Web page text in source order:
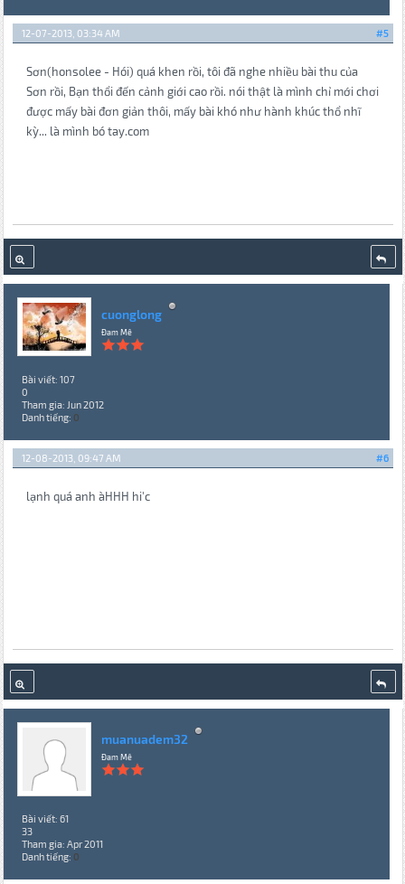
#5
12-07-2013, 03:34 AM
Sơn(honsolee - Hói) quá khen rồi, tôi đã nghe nhiều bài thu của
Sơn rồi, Bạn thổi đến cảnh giới cao rồi. nói thật là mình chỉ mới chơi
được mấy bài đơn giản thôi, mấy bài khó như hành khúc thổ nhĩ
kỳ... là mình bó tay.com
cuonglong
Đam Mê
Bài viết: 107
0
Tham gia: Jun 2012
Danh tiếng: 0
#6
12-08-2013, 09:47 AM
lạnh quá anh àHHH hi'c
muanuadem32
Đam Mê
Bài viết: 61
33
Tham gia: Apr 2011
Danh tiếng: 0